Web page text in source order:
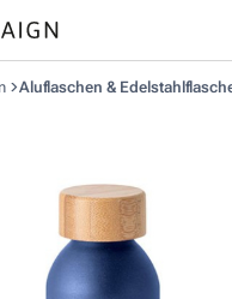
Aluflaschen &